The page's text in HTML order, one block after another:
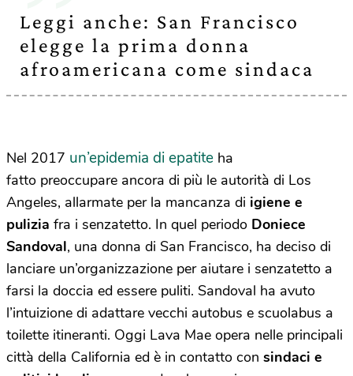
Leggi anche: San Francisco
elegge la prima donna
afroamericana come sindaca
Nel 2017 un’epidemia di epatite ha
fatto preoccupare ancora di più le autorità di Los
Angeles, allarmate per la mancanza di igiene e
pulizia fra i senzatetto. In quel periodo Doniece
Sandoval, una donna di San Francisco, ha deciso di
lanciare un’organizzazione per aiutare i senzatetto a
farsi la doccia ed essere puliti. Sandoval ha avuto
l’intuizione di adattare vecchi autobus e scuolabus a
toilette itineranti. Oggi Lava Mae opera nelle principali
città della California ed è in contatto con sindaci e